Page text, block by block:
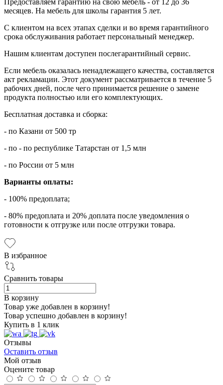
месяцев. На мебель для школы гарантия 5 лет.
С клиентом на всех этапах сделки и во время гарантийного
срока обслуживания работает персональный менеджер.
Нашим клиентам доступен послегарантийный сервис.
Если мебель оказалась ненадлежащего качества, составляется
акт рекламации. Этот документ рассматривается в течение 5
рабочих дней, после чего принимается решение о замене
продукта полностью или его комплектующих.
Бесплатная доставка и сборка:
- по Казани от 500 тр
- по - по республике Татарстан от 1,5 млн
- по России от 5 млн
Варианты оплаты:
- 100% предоплата;
- 80% предоплата и 20% доплата после уведомления о
готовности к отгрузке или после отгрузки товара.
В избранное
Сравнить товары
В корзину
Товар уже добавлен в корзину!
Товар успешно добавлен в корзину!
Купить в 1 клик
Отзывы
Оставить отзыв
Мой отзыв
Оцените товар